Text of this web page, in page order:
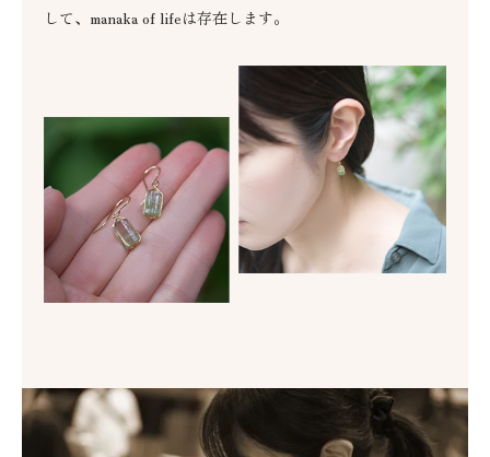
して、manaka of lifeは存在します。